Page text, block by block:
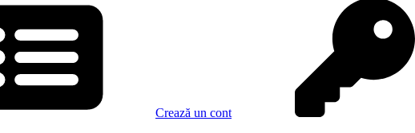
Crează un cont